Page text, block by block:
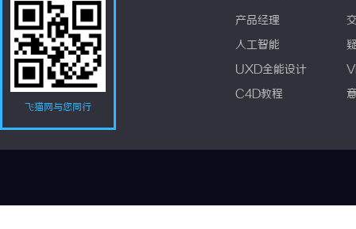
飞猫网与您同行
产品经理
人工智能
UXD全能设计
C4D教程